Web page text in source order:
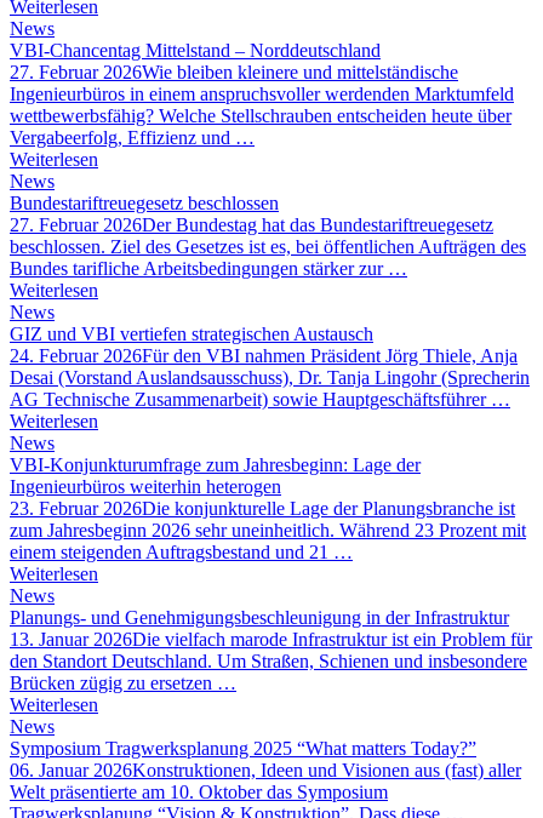
Weiterlesen
News
VBI-Chancentag Mittelstand – Norddeutschland
27. Februar 2026Wie bleiben kleinere und mittelständische
Ingenieurbüros in einem anspruchsvoller werdenden Marktumfeld
wettbewerbsfähig? Welche Stellschrauben entscheiden heute über
Vergabeerfolg, Effizienz und …
Weiterlesen
News
Bundestariftreuegesetz beschlossen
27. Februar 2026Der Bundestag hat das Bundestariftreuegesetz
beschlossen. Ziel des Gesetzes ist es, bei öffentlichen Aufträgen des
Bundes tarifliche Arbeitsbedingungen stärker zur …
Weiterlesen
News
GIZ und VBI vertiefen strategischen Austausch
24. Februar 2026Für den VBI nahmen Präsident Jörg Thiele, Anja
Desai (Vorstand Auslandsausschuss), Dr. Tanja Lingohr (Sprecherin
AG Technische Zusammenarbeit) sowie Hauptgeschäftsführer …
Weiterlesen
News
VBI-Konjunkturumfrage zum Jahresbeginn: Lage der
Ingenieurbüros weiterhin heterogen
23. Februar 2026Die konjunkturelle Lage der Planungsbranche ist
zum Jahresbeginn 2026 sehr uneinheitlich. Während 23 Prozent mit
einem steigenden Auftragsbestand und 21 …
Weiterlesen
News
Planungs- und Genehmigungsbeschleunigung in der Infrastruktur
13. Januar 2026Die vielfach marode Infrastruktur ist ein Problem für
den Standort Deutschland. Um Straßen, Schienen und insbesondere
Brücken zügig zu ersetzen …
Weiterlesen
News
Symposium Tragwerksplanung 2025 “What matters Today?”
06. Januar 2026Konstruktionen, Ideen und Visionen aus (fast) aller
Welt präsentierte am 10. Oktober das Symposium
Tragwerksplanung “Vision & Konstruktion”. Dass diese …